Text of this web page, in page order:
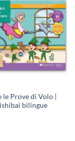
Aggiungi
alla lista
dei
desideri
le Prove di Volo |
bilingue